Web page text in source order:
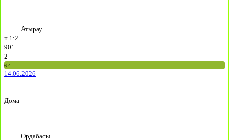
Атырау
п 1:2
90`
2
6.4
14.06.2026
Дома
Ордабасы